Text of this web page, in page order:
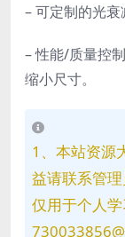
– 可定制的光衰
– 性能/质量控
缩小尺寸。
1、本站资源
益请联系管理
仅用于个人